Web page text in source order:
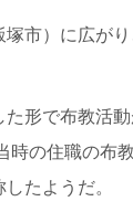
市）に広が
形で布教活
の住職の布
たようだ。